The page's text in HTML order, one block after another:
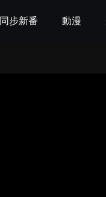
同步新番 動漫